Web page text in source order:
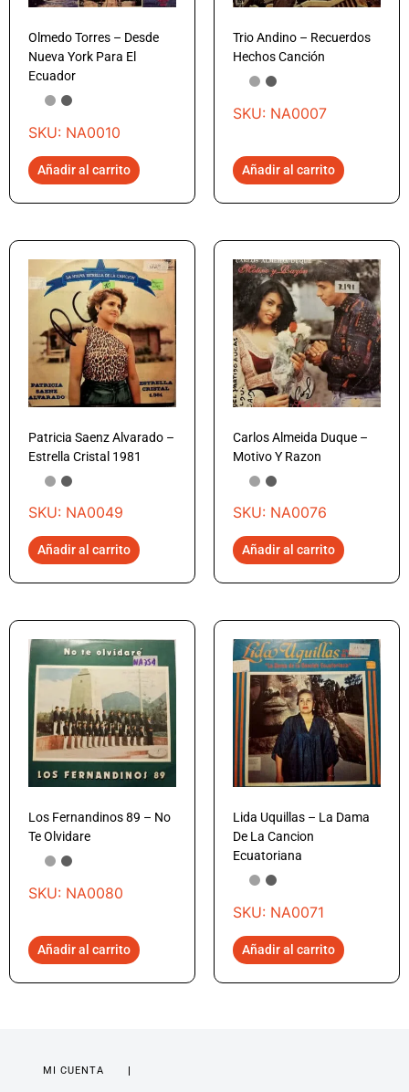
Olmedo Torres – Desde
Nueva York Para El
Ecuador
SKU: NA0010
Añadir al carrito
Trio Andino – Recuerdos
Hechos Canción
SKU: NA0007
Añadir al carrito
Patricia Saenz Alvarado –
Estrella Cristal 1981
SKU: NA0049
Añadir al carrito
Carlos Almeida Duque –
Motivo Y Razon
SKU: NA0076
Añadir al carrito
Los Fernandinos 89 – No
Te Olvidare
SKU: NA0080
Añadir al carrito
Lida Uquillas – La Dama
De La Cancion
Ecuatoriana
SKU: NA0071
Añadir al carrito
MI CUENTA